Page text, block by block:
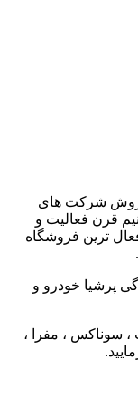
نمایندگی فروش شرکت های
قرن فعالیت و
ترین فروشگاه
پرشیا خودرو و
سوناکس ، مفرا ،